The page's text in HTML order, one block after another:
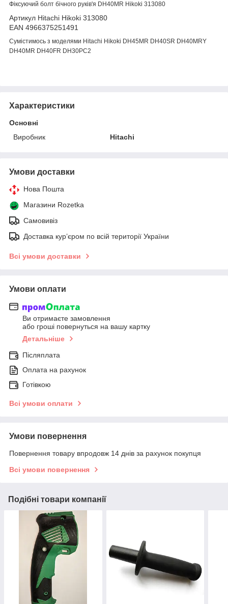
Фіксуючий болт бічного руків'я DH40MR Hikoki 313080
Артикул Hitachi Hikoki 313080
EAN 4966375251491
Сумістимось з моделями Hitachi Hikoki DH45MR DH40SR DH40MRY
DH40MR DH40FR DH30PC2
Характеристики
Основні
Виробник
Hitachi
Умови доставки
Нова Пошта
Магазини Rozetka
Самовивіз
Доставка кур’єром по всій території України
Всі умови доставки
Умови оплати
Ви отримаєте замовлення
або гроші повернуться на вашу картку
Детальніше
Післяплата
Оплата на рахунок
Готівкою
Всі умови оплати
Умови повернення
Повернення товару впродовж 14 днів за рахунок покупця
Всі умови повернення
Подібні товари компанії